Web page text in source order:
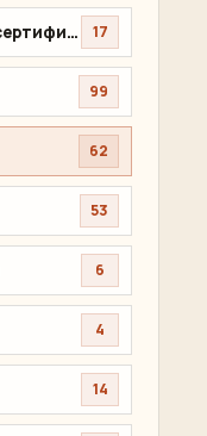
Профессиональная сертификация 17
99
62
53
6
4
14